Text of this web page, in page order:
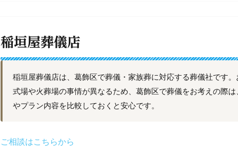
稲垣屋葬儀店
稲垣屋葬儀店は、葛飾区で葬儀・家族葬に対応する葬儀社です
式場や火葬場の事情が異なるため、葛飾区で葬儀をお考えの際
やプラン内容を比較しておくと安心です。
ご相談はこちらから